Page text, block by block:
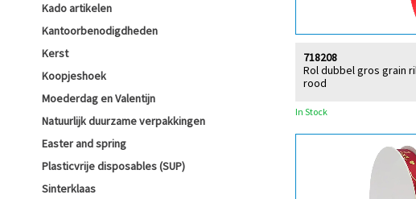
Kado artikelen
Kantoorbenodigdheden
Kerst
Koopjeshoek
Moederdag en Valentijn
Natuurlijk duurzame verpakkingen
Easter and spring
Plasticvrije disposables (SUP)
Sinterklaas
Rol dubbel gros grain
rood
718208
In Stock